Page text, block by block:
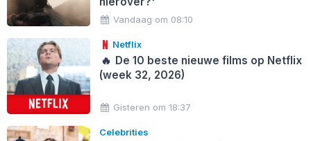
Vandaag om 08:10
Netflix
🔥 De 10 beste nieuwe films op Netflix
(week 32, 2026)
Gisteren om 18:37
Celebrities